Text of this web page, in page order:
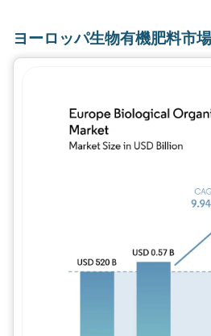
ヨーロッパ生物有機肥料市
画像 ©